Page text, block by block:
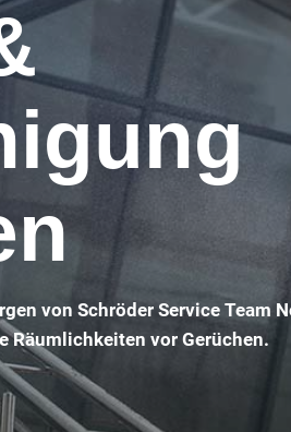
von Schröder Service Team
Räumlichkeiten vor Gerüchen.